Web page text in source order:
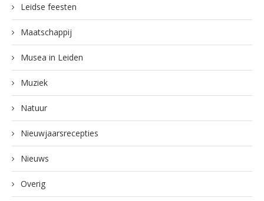
Leidse feesten
Maatschappij
Musea in Leiden
Muziek
Natuur
Nieuwjaarsrecepties
Nieuws
Overig